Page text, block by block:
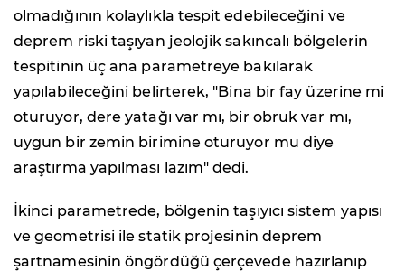
olmadığının kolaylıkla tespit edebileceğini ve
deprem riski taşıyan jeolojik sakıncalı bölgelerin
tespitinin üç ana parametreye bakılarak
yapılabileceğini belirterek, "Bina bir fay üzerine mi
oturuyor, dere yatağı var mı, bir obruk var mı,
uygun bir zemin birimine oturuyor mu diye
araştırma yapılması lazım" dedi.
İkinci parametrede, bölgenin taşıyıcı sistem yapısı
ve geometrisi ile statik projesinin deprem
şartnamesinin öngördüğü çerçevede hazırlanıp